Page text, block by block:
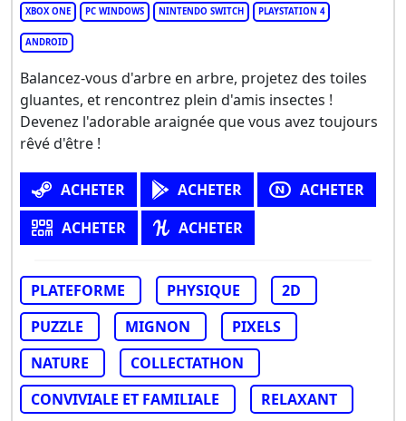
XBOX ONE PC WINDOWS NINTENDO SWITCH PLAYSTATION 4
ANDROID
Balancez-vous d'arbre en arbre, projetez des toiles
gluantes, et rencontrez plein d'amis insectes !
Devenez l'adorable araignée que vous avez toujours
rêvé d'être !
ACHETER ACHETER
ACHETER
ACHETER
ACHETER
PLATEFORME PHYSIQUE
2D
PUZZLE
MIGNON
PIXELS
NATURE
COLLECTATHON
CONVIVIALE ET FAMILIALE
RELAXANT